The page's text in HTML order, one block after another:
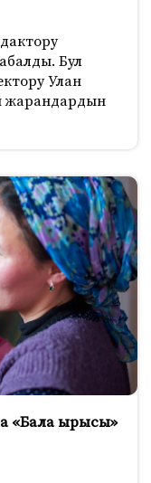
Бул
Улан
жарандардын
«Бала ырысы»